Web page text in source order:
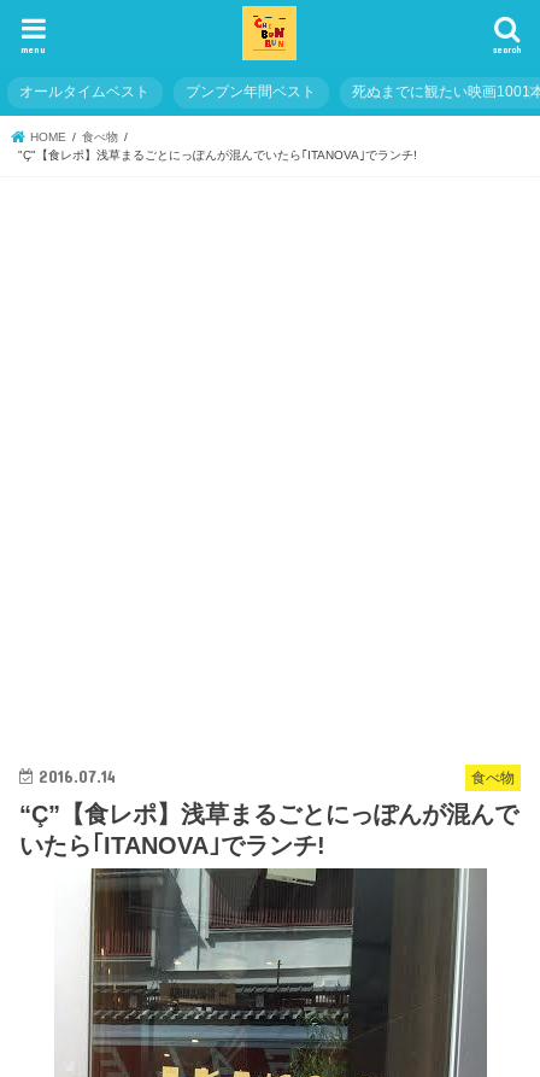
search
menu
オールタイムベスト ブンブン年間ベスト 死ぬまでに観たい映画1001
HOME
食べ物
"Ç"【食レポ】浅草まるごとにっぽんが混んでいたら｢ITANOVA｣でランチ!
食べ物
2016.07.14
“Ç”【食レポ】浅草まるごとにっぽんが混んで
いたら｢ITANOVA｣でランチ!